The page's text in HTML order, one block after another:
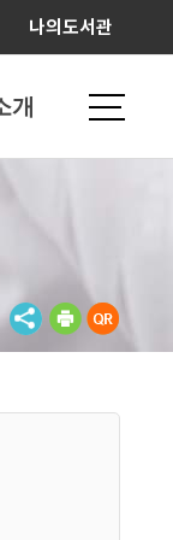
나의도서관
개